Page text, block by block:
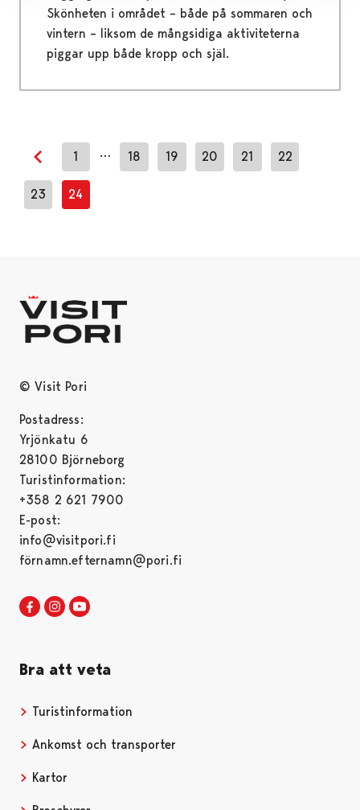
Skönheten i området – både på sommaren och
vintern – liksom de mångsidiga aktiviteterna
piggar upp både kropp och själ.
Previous page
1 … 18 19 20 21 22
23 24
© Visit Pori
Postadress:
Yrjönkatu 6
28100 Björneborg
Turistinformation:
+358 2 621 7900
E-post:
info@visitpori.fi
förnamn.efternamn@pori.fi
Visit Pori in Facebook
Opens in a new tab
Visit Pori in Instagram
Opens in a new tab
Bra att veta
Turistinformation
Ankomst och transporter
Kartor